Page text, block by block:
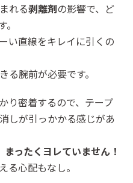
れる剥離剤の影響で、ど
い直線をキレイに引くの
る腕前が必要です。
り密着するので、テープ
しが引っかかる感じがあ
まったくヨレていません！
る心配もなし。